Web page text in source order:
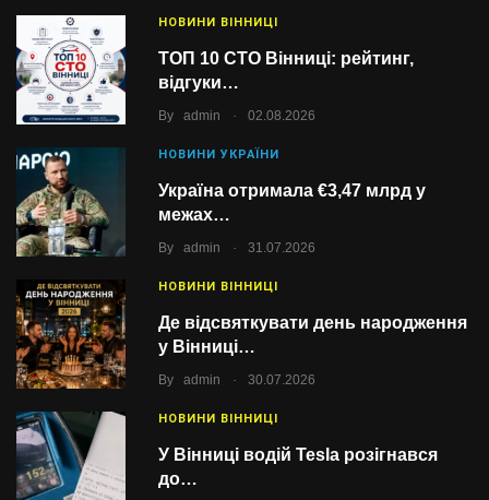
НОВИНИ ВІННИЦІ
ТОП 10 СТО Вінниці: рейтинг,
відгуки…
By admin . 02.08.2026
НОВИНИ УКРАЇНИ
Україна отримала €3,47 млрд у
межах…
By admin . 31.07.2026
НОВИНИ ВІННИЦІ
Де відсвяткувати день народження
у Вінниці…
By admin . 30.07.2026
НОВИНИ ВІННИЦІ
У Вінниці водій Tesla розігнався
до…